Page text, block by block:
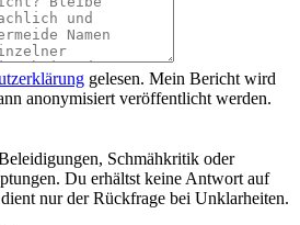
gelesen. Mein Bericht wird
anonymisiert veröffentlicht werden.
Schmähkritik oder
Du erhältst keine Antwort auf
nur der Rückfrage bei Unklarheiten.